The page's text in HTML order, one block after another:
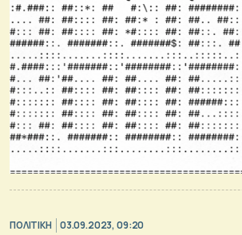
ΠΟΛΙΤΙΚΗ 03.09.2023, 09:20